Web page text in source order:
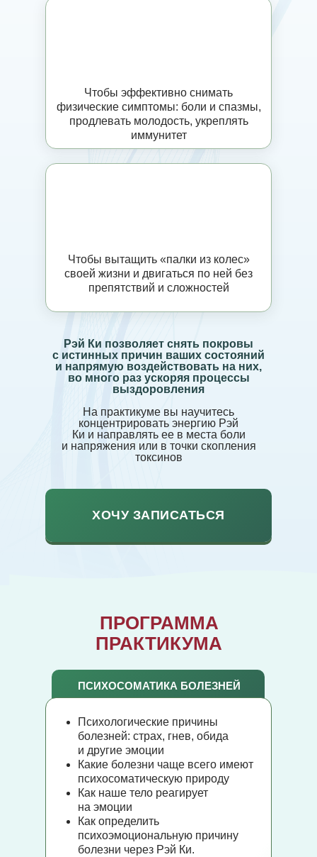
Рэй Ки позволяет снять покровы
с истинных причин ваших состояний
и напрямую воздействовать на них,
во много раз ускоряя процессы
выздоровления
На практикуме вы научитесь
концентрировать энергию Рэй
Ки и направлять ее в места боли
и напряжения или в точки скопления
токсинов
ХОЧУ ЗАПИСАТЬСЯ
Чтобы вытащить «палки из колес»
своей жизни и двигаться по ней без
препятствий и сложностей
Чтобы эффективно снимать
физические симптомы: боли и спазмы,
продлевать молодость, укреплять
иммунитет
ПРОГРАММА
ПРАКТИКУМА
ПСИХОСОМАТИКА БОЛЕЗНЕЙ
Психологические причины
болезней: страх, гнев, обида
и другие эмоции
Какие болезни чаще всего имеют
психосоматическую природу
Как наше тело реагирует
на эмоции
Как определить
психоэмоциональную причину
болезни через Рэй Ки.